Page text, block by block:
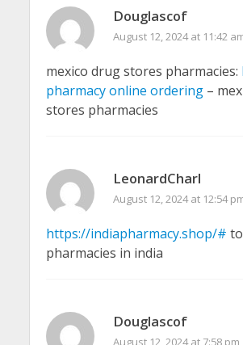
Douglascof
August 12, 2024 at 11:42
mexico drug stores pharmacies:
pharmacy online ordering–
stores pharmacies
LeonardCharl
August 12, 2024 at 12:54
https://indiapharmacy.shop/#
pharmacies in india
Douglascof
August 12, 2024 at 7:58 pm